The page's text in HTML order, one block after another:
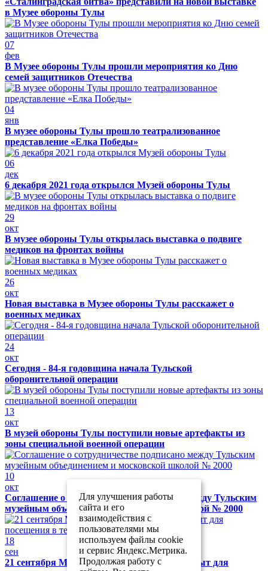
в Музее обороны Тулы
07
фев
В Музее обороны Тулы прошли мероприятия ко Дню
семей защитников Отечества
04
янв
В музее обороны Тулы прошло театрализованное
представление «Елка Победы»
06
дек
6 декабря 2021 года открылся Музей обороны Тулы
29
окт
В музее обороны Тулы открылась выставка о подвиге
медиков на фронтах войны
26
окт
Новая выставка в Музее обороны Тулы расскажет о
военных медиках
24
окт
Сегодня - 84-я годовщина начала Тульской
оборонительной операции
13
окт
В музей обороны Тулы поступили новые артефакты из
зоны специальной военной операции
10
окт
Соглашение о сотрудничестве подписано между Тульским
музейным объединением и московской школой № 2000
18
сен
21 сентября Музей обороны Тулы будет закрыт для
Для улучшения работы
сайта и его
взаимодействия с
пользователями мы
используем файлы cookie
и сервис Яндекс.Метрика.
Продолжая работу с